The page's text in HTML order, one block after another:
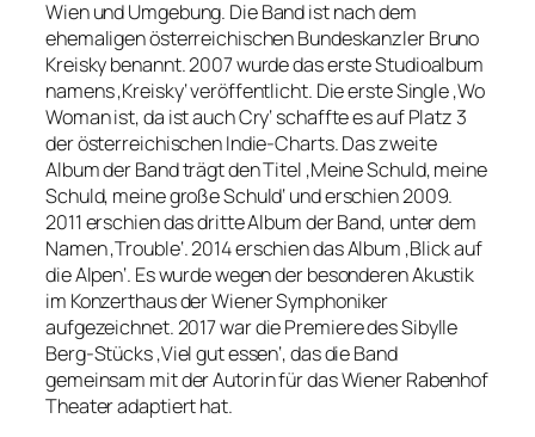
Wien und Umgebung. Die Band ist nach dem
ehemaligen österreichischen Bundeskanzler Bruno
Kreisky benannt. 2007 wurde das erste Studioalbum
namens ‚Kreisky‘ veröffentlicht. Die erste Single ‚Wo
Woman ist, da ist auch Cry‘ schaffte es auf Platz 3
der österreichischen Indie-Charts. Das zweite
Album der Band trägt den Titel ‚Meine Schuld, meine
Schuld, meine große Schuld‘ und erschien 2009.
2011 erschien das dritte Album der Band, unter dem
Namen ‚Trouble‘.2014 erschien das Album ‚Blick auf
die Alpen‘. Es wurde wegen der besonderen Akustik
im Konzerthaus der Wiener Symphoniker
aufgezeichnet.2017 war die Premiere des Sibylle
Berg-Stücks ‚Viel gut essen‘, das die Band
gemeinsam mit der Autorin für das Wiener Rabenhof
Theater adaptiert hat.